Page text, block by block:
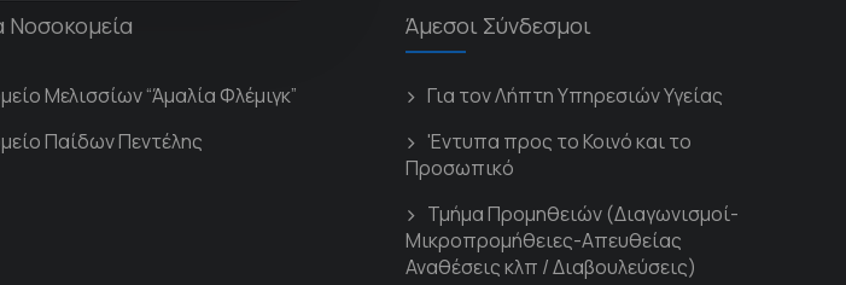
Νοσοκομεία
Μελισσίων “Άμαλία Φλέμιγκ”
Παίδων Πεντέλης
Άμεσοι Σύνδεσμοι
Για τον Λήπτη Υπηρεσιών Υγείας
'Εντυπα προς το Κοινό και το
Προσωπικό
Τμήμα Προμηθειών (Διαγωνισμοί-
Μικροπρομήθειες-Απευθείας
Αναθέσεις κλπ / Διαβουλεύσεις)